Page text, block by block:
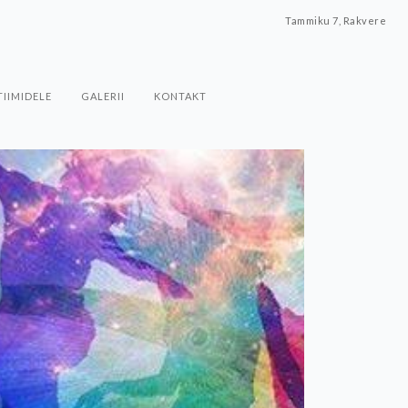
Tammiku 7, Rakvere
GALERII KONTAKT